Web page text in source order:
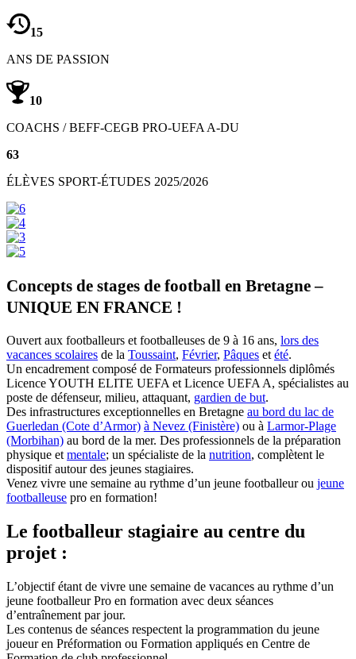
15
ANS DE PASSION
10
COACHS / BEFF-CEGB PRO-UEFA A-DU
63
ÉLÈVES SPORT-ÉTUDES 2025/2026
Concepts de stages de football en Bretagne –
UNIQUE EN FRANCE !
Ouvert aux footballeurs et footballeuses de 9 à 16 ans, lors des
vacances scolaires de la Toussaint, Février, Pâques et été.
Un encadrement composé de Formateurs professionnels diplômés
Licence YOUTH ELITE UEFA et Licence UEFA A, spécialistes au
poste de défenseur, milieu, attaquant, gardien de but.
Des infrastructures exceptionnelles en Bretagne au bord du lac de
Guerledan (Cote d’Armor) à Nevez (Finistère) ou à Larmor-Plage
(Morbihan) au bord de la mer. Des professionnels de la préparation
physique et mentale; un spécialiste de la nutrition, complètent le
dispositif autour des jeunes stagiaires.
Venez vivre une semaine au rythme d’un jeune footballeur ou jeune
footballeuse pro en formation!
Le footballeur stagiaire au centre du
projet :
L’objectif étant de vivre une semaine de vacances au rythme d’un
jeune footballeur Pro en formation avec deux séances
d’entraînement par jour.
Les contenus de séances respectent la programmation du jeune
joueur en Préformation ou Formation appliqués en Centre de